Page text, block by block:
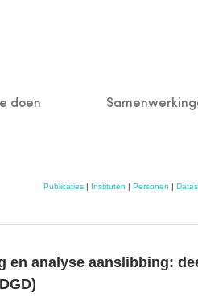
doen
Publicaties| Instituten | Personen |
analyse aanslibbing: